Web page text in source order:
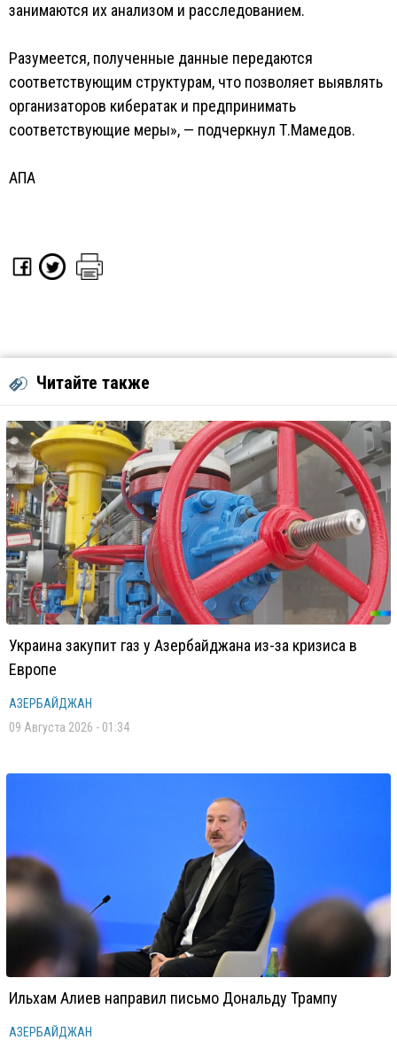
занимаются их анализом и расследованием.
Разумеется, полученные данные передаются
соответствующим структурам, что позволяет выявлять
организаторов кибератак и предпринимать
соответствующие меры», — подчеркнул Т.Мамедов.
АПА
Читайте также
Украина закупит газ у Азербайджана из-за кризиса в
Европе
АЗЕРБАЙДЖАН
09 Августа 2026 - 01:34
Ильхам Алиев направил письмо Дональду Трампу
АЗЕРБАЙДЖАН